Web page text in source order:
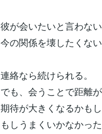
彼が会いたいと言わな
今の関係を壊したくな
連絡なら続けられる。
でも、会うことで距離
期待が大きくなるかもし
もしうまくいかなかっ